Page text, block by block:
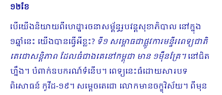
១២ខែ
បើយើងនិយាយពីហេដ្ឋារចនាសម្ព័ន្ធរូបវន្តសុខាភិបាល នៅក្នុង
១ឆ្នាំនេះ យើងបានធ្វើអីខ្លះ? ទី១ សម្ពោធជាផ្លូវការមន្ទីរពេទ្យជាតិ
តេជោសន្តិភាព ដែលធំជាងគេនៅកម្ពុជា មាន ១ម៉ឺនគ្រែ។នៅជិត
ហ្នឹង។ បំពាក់ឧបករណ៍ទំនើប។ ពេទ្យនេះធំដោយសារបទ
ពិសោធន៍ កូវីដ-១៩។ សម្តេចតេជោ លោកមានចក្ខុវិស័យ។ ពីមុន